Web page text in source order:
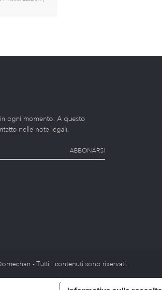
ogni momento. A questo
nelle note legali.
ABBONARSI
- Tutti i contenuti sono riservati.